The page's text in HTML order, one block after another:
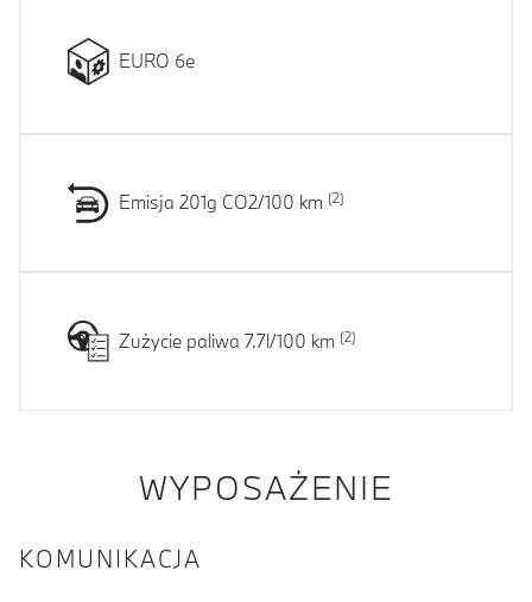
EURO 6e
Emisja 201g CO2/100 km
Zużycie paliwa 7.7l/100 km
WYPOSAŻENIE
KOMUNIKACJA